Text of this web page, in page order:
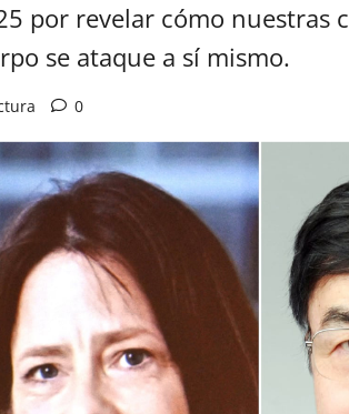
por revelar cómo nuestras
se ataque a sí mismo.
0